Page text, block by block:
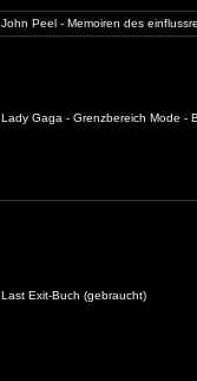
John Peel - Memoiren des
Lady Gaga - Grenzbereich Mode -
Last Exit-Buch (gebraucht)